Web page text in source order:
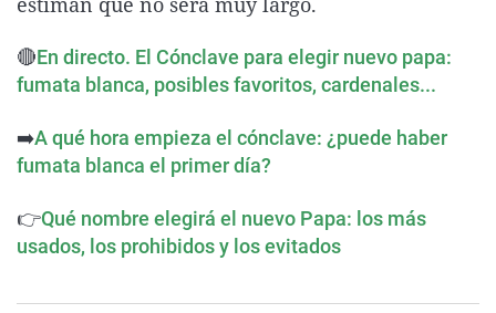
Gente viajera
Como el perro y el
Retornados
Equipo de
Operación Viuda
Galicia
La Rioja
Navarra
Televisión
Elecciones
🔴En directo. El Cónclave para elegir nuevo papa:
fumata blanca, posibles favoritos, cardenales...
➡️A qué hora empieza el cónclave: ¿puede haber
fumata blanca el primer día?
👉Qué nombre elegirá el nuevo Papa: los más
usados, los prohibidos y los evitados